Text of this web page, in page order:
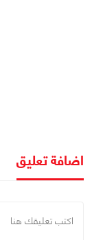
اضافة تعليق